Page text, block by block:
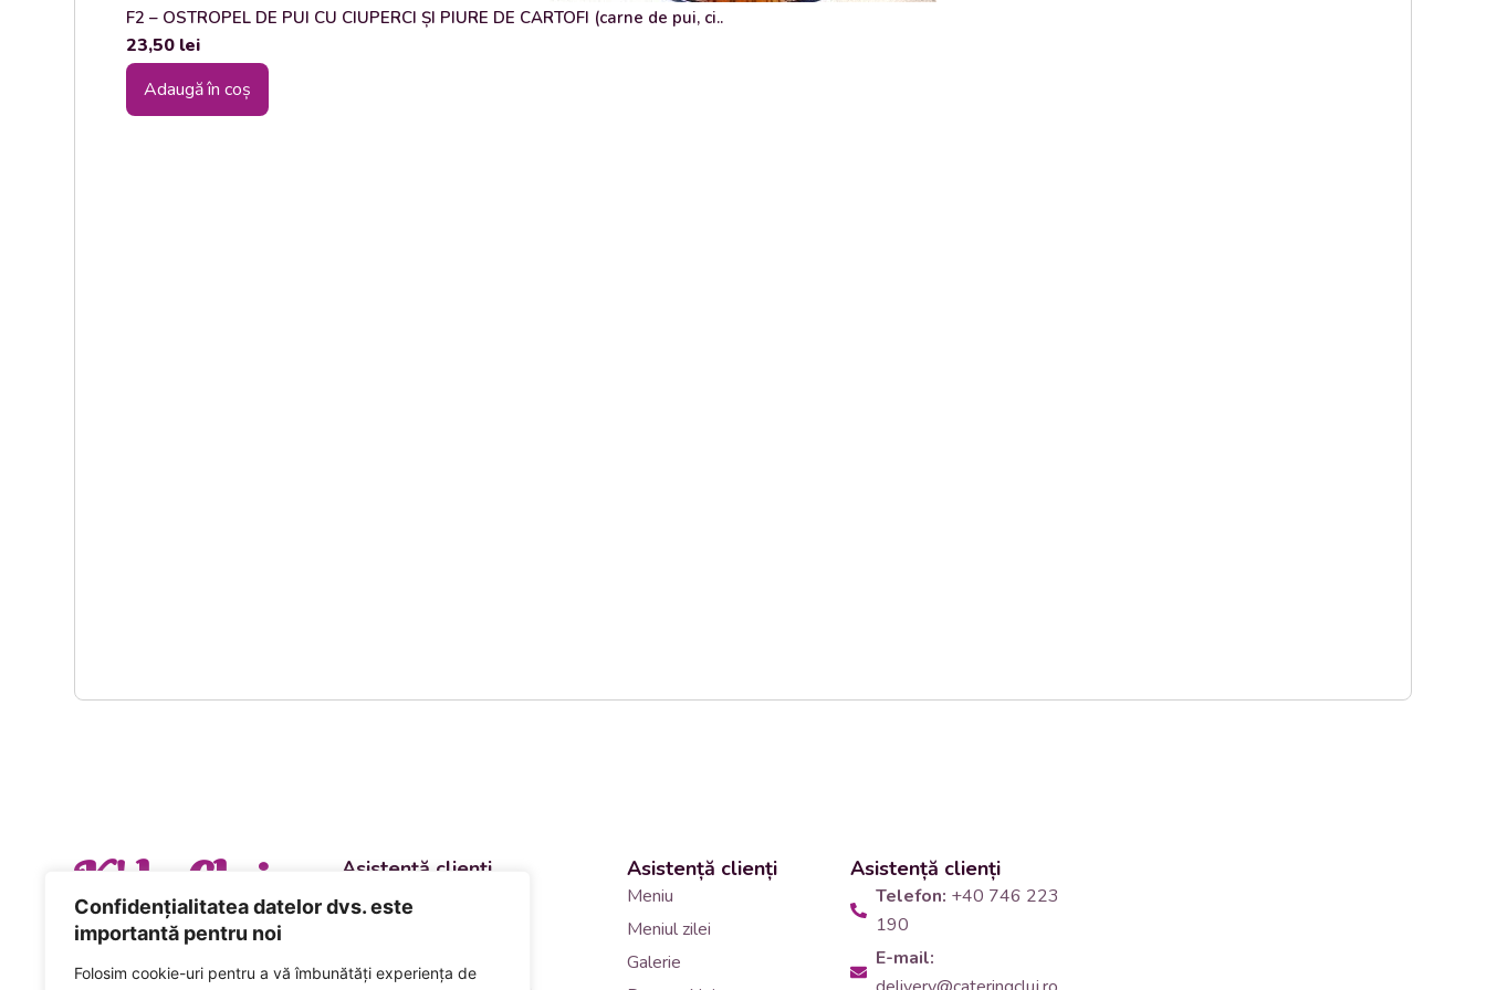
Confidențialitatea datelor dvs. este
importantă pentru noi
Folosim cookie-uri pentru a vă îmbunătăți experiența de
F2 – OSTROPEL DE PUI CU CIUPERCI ȘI PIURE DE CARTOFI (carne de pui, ci..
23,50 lei
Adaugă în coș
K' la Cluj Asistență clienți
Departament vânzări și
Asistență clienți
Meniu
Meniul zilei
Galerie
Asistență clienți
Telefon: +40 746 223
190
E-mail: